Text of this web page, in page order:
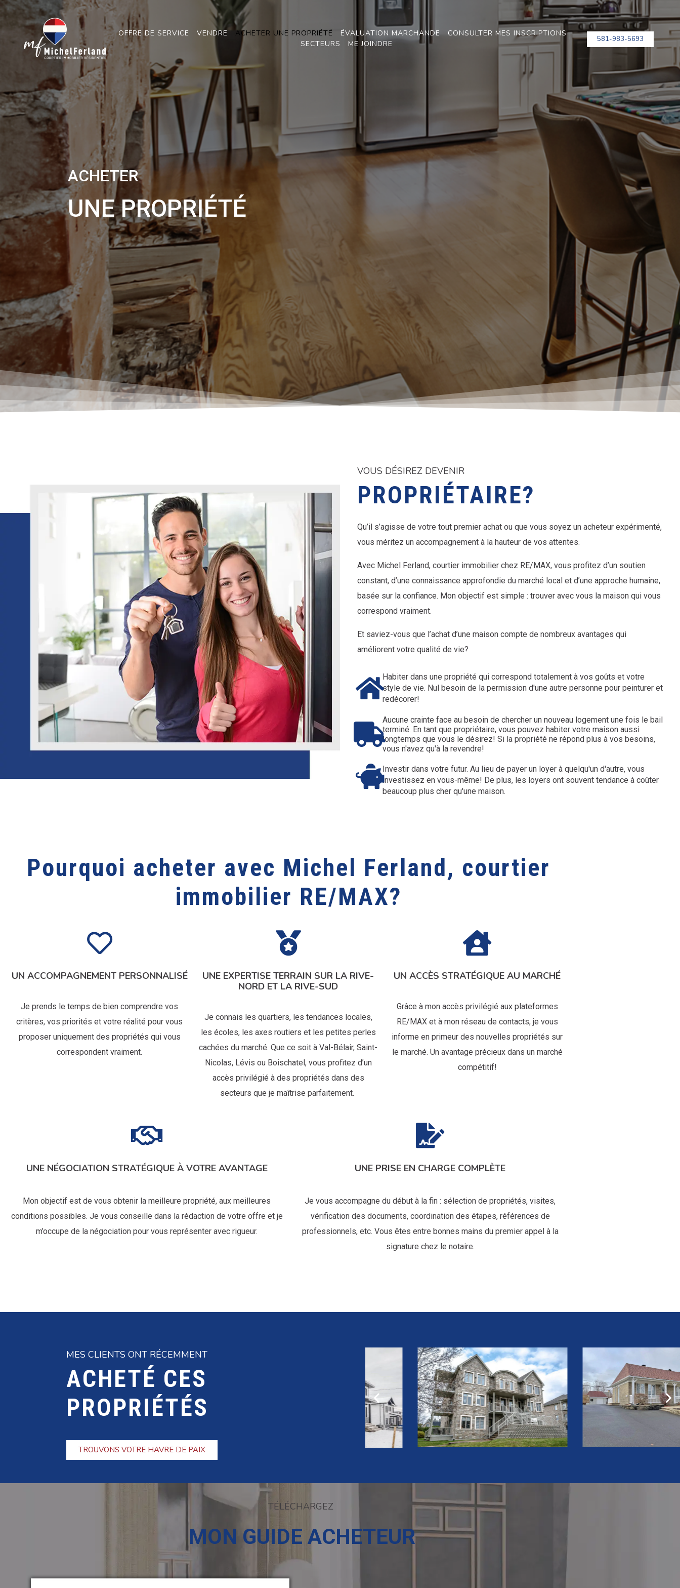
OFFRE DE SERVICE VENDRE ACHETER UNE PROPRIÉTÉ ÉVALUATION MARCHANDE
CONSULTER MES INSCRIPTIONS
SECTEURS
ME JOINDRE 581-983-5693
ACHETER
UNE PROPRIÉTÉ
VOUS DÉSIREZ DEVENIR
PROPRIÉTAIRE?
Qu’il s’agisse de votre tout premier achat ou que vous soyez un acheteur expérimenté,
vous méritez un accompagnement à la hauteur de vos attentes.
Avec Michel Ferland, courtier immobilier chez RE/MAX, vous profitez d’un soutien
constant, d’une connaissance approfondie du marché local et d’une approche humaine,
basée sur la confiance. Mon objectif est simple : trouver avec vous la maison qui vous
correspond vraiment.
Et saviez-vous que l’achat d’une maison compte de nombreux avantages qui
améliorent votre qualité de vie?
Habiter dans une propriété qui correspond totalement à vos goûts et votre
style de vie. Nul besoin de la permission d'une autre personne pour peinturer et
redécorer!
Aucune crainte face au besoin de chercher un nouveau logement une fois le bail
terminé. En tant que propriétaire, vous pouvez habiter votre maison aussi
longtemps que vous le désirez! Si la propriété ne répond plus à vos besoins,
vous n'avez qu'à la revendre!
Investir dans votre futur. Au lieu de payer un loyer à quelqu'un d'autre, vous
investissez en vous-même! De plus, les loyers ont souvent tendance à coûter
beaucoup plus cher qu'une maison.
Pourquoi acheter avec Michel Ferland, courtier
immobilier RE/MAX?
UN ACCOMPAGNEMENT PERSONNALISÉ
Je prends le temps de bien comprendre vos
critères, vos priorités et votre réalité pour vous
proposer uniquement des propriétés qui vous
correspondent vraiment.
UNE EXPERTISE TERRAIN SUR LA RIVE-
NORD ET LA RIVE-SUD
Je connais les quartiers, les tendances locales,
les écoles, les axes routiers et les petites perles
cachées du marché. Que ce soit à Val-Bélair, Saint-
Nicolas, Lévis ou Boischatel, vous profitez d’un
accès privilégié à des propriétés dans des
secteurs que je maîtrise parfaitement.
UN ACCÈS STRATÉGIQUE AU MARCHÉ
Grâce à mon accès privilégié aux plateformes
RE/MAX et à mon réseau de contacts, je vous
informe en primeur des nouvelles propriétés sur
le marché. Un avantage précieux dans un marché
compétitif!
UNE NÉGOCIATION STRATÉGIQUE À VOTRE AVANTAGE
Mon objectif est de vous obtenir la meilleure propriété, aux meilleures
conditions possibles. Je vous conseille dans la rédaction de votre offre et je
m’occupe de la négociation pour vous représenter avec rigueur.
UNE PRISE EN CHARGE COMPLÈTE
Je vous accompagne du début à la fin : sélection de propriétés, visites,
vérification des documents, coordination des étapes, références de
professionnels, etc. Vous êtes entre bonnes mains du premier appel à la
signature chez le notaire.
MES CLIENTS ONT RÉCEMMENT
ACHETÉ CES
PROPRIÉTÉS
TROUVONS VOTRE HAVRE DE PAIX
TÉLÉCHARGEZ
MON GUIDE ACHETEUR